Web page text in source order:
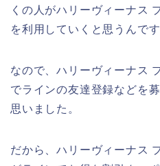
くの人がハリーヴィーナス
を利用していくと思うんで
なので、ハリーヴィーナス
でラインの友達登録などを
思いました。
だから、ハリーヴィーナス